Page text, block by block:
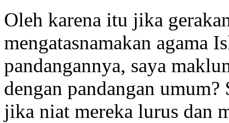
Oleh karena itu jika
mengatasnamakan agama
pandangannya, saya
dengan pandangan
jika niat mereka lurus dan